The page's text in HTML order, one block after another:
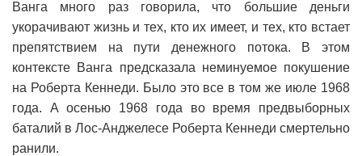
Ванга много раз говорила, что большие деньги
укорачивают жизнь и тех, кто их имеет, и тех, кто встает
препятствием на пути денежного потока. В этом
контексте Ванга предсказала неминуемое покушение
на Роберта Кеннеди. Было это все в том же июле 1968
года. А осенью 1968 года во время предвыборных
баталий в Лос-Анджелесе Роберта Кеннеди смертельно
ранили.